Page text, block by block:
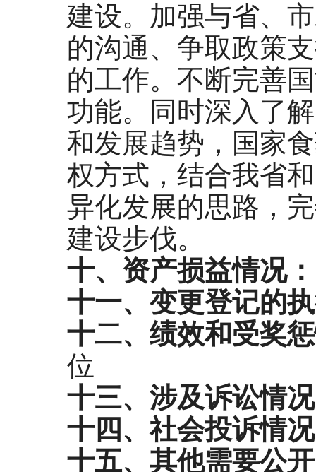
建设。加强与省、
的沟通、争取政策
的工作。不断完善
功能。同时深入了
和发展趋势，国家
权方式，结合我省
异化发展的思路，
建设步伐。
十、资产损益情况：
十一、变更登记的
十二、绩效和受奖
位
十三、涉及诉讼情
十四、社会投诉情
十五、其他需要公